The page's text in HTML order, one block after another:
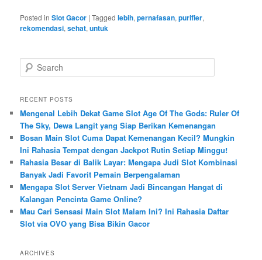
Posted in Slot Gacor |Tagged lebih,pernafasan,purifier,
rekomendasi,sehat,untuk
e
r
h
RECENT POSTS
Mengenal Lebih Dekat Game Slot Age Of The Gods: Ruler Of
The Sky, Dewa Langit yang Siap Berikan Kemenangan
Bosan Main Slot Cuma Dapat Kemenangan Kecil? Mungkin
Ini Rahasia Tempat dengan Jackpot Rutin Setiap Minggu!
Rahasia Besar di Balik Layar: Mengapa Judi Slot Kombinasi
Banyak Jadi Favorit Pemain Berpengalaman
Mengapa Slot Server Vietnam Jadi Bincangan Hangat di
Kalangan Pencinta Game Online?
Mau Cari Sensasi Main Slot Malam Ini? Ini Rahasia Daftar
Slot via OVO yang Bisa Bikin Gacor
ARCHIVES